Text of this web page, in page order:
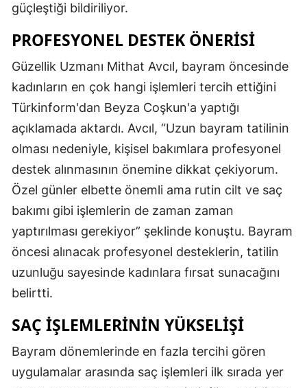
güçleştiği bildiriliyor.
PROFESYONEL DESTEK ÖNERISI
Güzellik Uzmanı Mithat Avcıl, bayram öncesinde
kadınların en çok hangi işlemleri tercih ettiğini
Türkinform'dan Beyza Coşkun'a yaptığı
açıklamada aktardı. Avcıl, “Uzun bayram tatilinin
olması nedeniyle, kişisel bakımlara profesyonel
destek alınmasının önemine dikkat çekiyorum.
Özel günler elbette önemli ama rutin cilt ve saç
bakımı gibi işlemlerin de zaman zaman
yaptırılması gerekiyor” şeklinde konuştu. Bayram
öncesi alınacak profesyonel desteklerin, tatilin
uzunluğu sayesinde kadınlara fırsat sunacağını
belirtti.
SAÇ İŞLEMLERININ YÜKSELIŞI
Bayram dönemlerinde en fazla tercihi gören
uygulamalar arasında saç işlemleri ilk sırada yer